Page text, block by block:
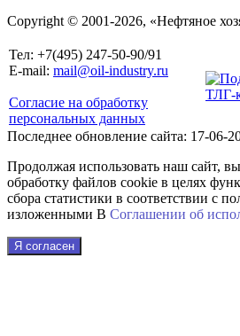
Copyright © 2001-2026, «Нефтяное
Тел: +7(495) 247-50-90/91
E-mail: mail@oil-industry.ru
Согласие на обработку
персональных данных
Последнее обновление сайта: 17-06-
Продолжая использовать наш сайт, вы
обработку файлов cookie в целях
сбора статистики в соответствии с
изложенными В Соглашении об
Я согласен